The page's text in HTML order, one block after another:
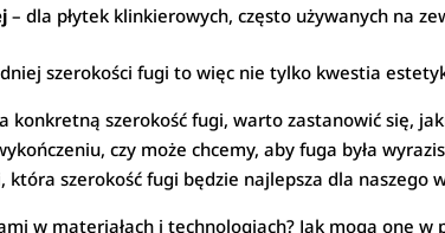
– dla płytek klinkierowych, często używanych na
szerokości fugi to więc nie tylko kwestia
konkretną szerokość fugi, warto zastanowić się,
czy może chcemy, aby fuga była
która szerokość fugi będzie najlepsza dla naszego
w materiałach i technologiach? Jak mogą one